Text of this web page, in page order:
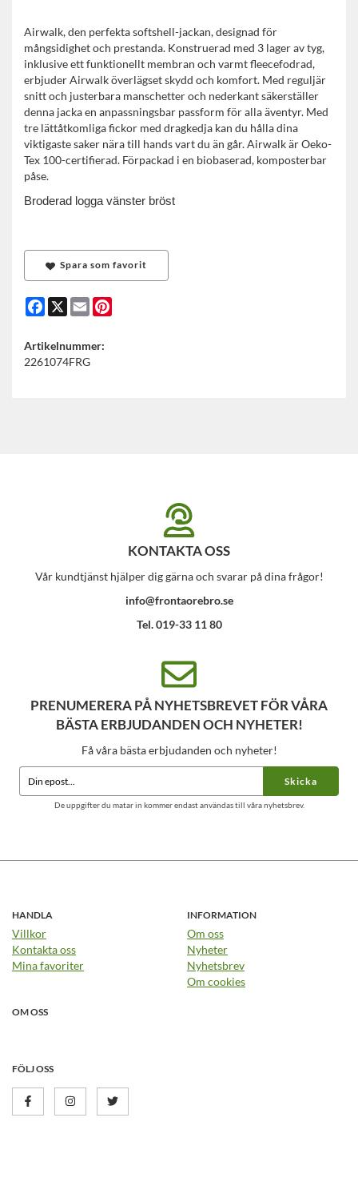
Airwalk, den perfekta softshell-jackan, designad för
mångsidighet och prestanda. Konstruerad med 3 lager av tyg,
inklusive ett funktionellt membran och varmt fleecefodrad,
erbjuder Airwalk överlägset skydd och komfort. Med reguljär
snitt och justerbara manschetter och nederkant säkerställer
denna jacka en anpassningsbar passform för alla äventyr. Med
tre lättåtkomliga fickor med dragkedja kan du hålla dina
viktigaste saker nära till hands vart du än går. Airwalk är Oeko-
Tex 100-certifierad. Förpackad i en biobaserad, komposterbar
påse.
Broderad logga vänster bröst
Spara som favorit
Facebook
X Email
Artikelnummer:
2261074FRG
KONTAKTA OSS
Vår kundtjänst hjälper dig gärna och svarar på dina frågor!
info@frontaorebro.se
Tel. 019-33 11 80
PRENUMERERA PÅ NYHETSBREVET FÖR VÅRA
BÄSTA ERBJUDANDEN OCH NYHETER!
Få våra bästa erbjudanden och nyheter!
Skicka
De uppgifter du matar in kommer endast användas till våra nyhetsbrev.
HANDLA
Villkor
Kontakta oss
Mina favoriter
INFORMATION
Om oss
Nyheter
Nyhetsbrev
Om cookies
OM OSS
FÖLJ OSS